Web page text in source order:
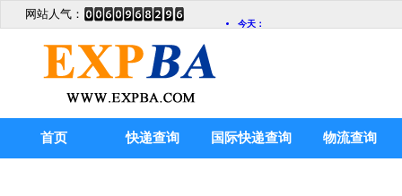
网站人气：
首页 快递查询 国际快递查询 物流查询